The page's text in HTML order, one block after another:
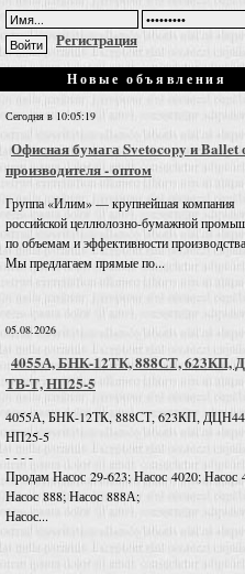
Регистрация
Новые объявления
Сегодня в 10:05:19
Офисная бумага Svetocopy и Ballet
производителя - оптом
Группа «Илим» — крупнейшая компания
российской целлюлозно-бумажной
по объемам и эффективности
Мы предлагаем прямые по...
05.08.2026
4055А, БНК-12ТК, 888СТ, 623КП,
ТВ-Т, НП25-5
4055А, БНК-12ТК, 888СТ, 623КП,
НП25-5
- - - -
Продам Насос 29-623; Насос 4020; Насос
Насос 888; Насос 888А;
Насос...